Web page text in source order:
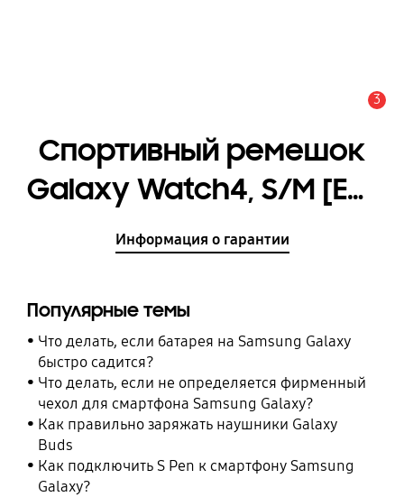
3
Спортивный ремешок
Galaxy Watch4, S/M [ET-
SFR86SGEGRU]
Информация о гарантии
Популярные темы
Что делать, если батарея на Samsung Galaxy
быстро садится?
Что делать, если не определяется фирменный
чехол для смартфона Samsung Galaxy?
Как правильно заряжать наушники Galaxy
Buds
Как подключить S Pen к смартфону Samsung
Galaxy?